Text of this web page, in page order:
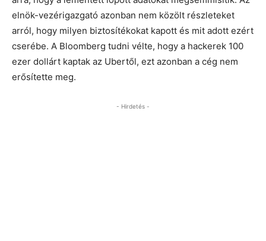
elnök-vezérigazgató azonban nem közölt részleteket
arról, hogy milyen biztosítékokat kapott és mit adott ezért
cserébe. A Bloomberg tudni vélte, hogy a hackerek 100
ezer dollárt kaptak az Ubertől, ezt azonban a cég nem
erősítette meg.
- Hirdetés -